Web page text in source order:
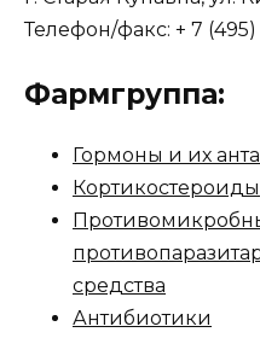
Телефон/факс: + 7
Фармгруппа:
Гормоны и их
Кортикостероиды
средства
Антибиотики